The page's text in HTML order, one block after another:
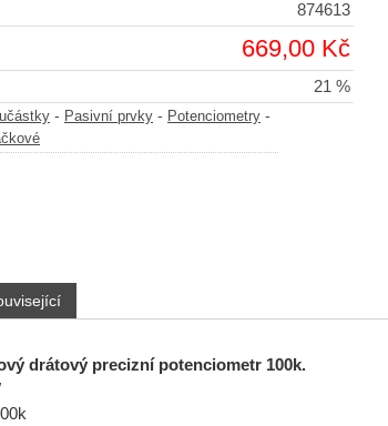
874613
669,00 Kč
21 %
- Pasivní prvky - Potenciometry -
drátový precizní potenciometr 100k.